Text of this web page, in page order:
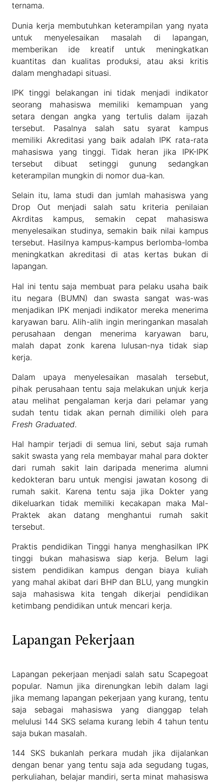
ternama.
Dunia kerja membutuhkan keterampilan yang nyata
untuk menyelesaikan masalah di lapangan,
memberikan ide kreatif untuk meningkatkan
kuantitas dan kualitas produksi, atau aksi kritis
dalam menghadapi situasi.
IPK tinggi belakangan ini tidak menjadi indikator
seorang mahasiswa memiliki kemampuan yang
setara dengan angka yang tertulis dalam ijazah
tersebut. Pasalnya salah satu syarat kampus
memiliki Akreditasi yang baik adalah IPK rata-rata
mahasiswa yang tinggi. Tidak heran jika IPK-IPK
tersebut dibuat setinggi gunung sedangkan
keterampilan mungkin di nomor dua-kan.
Selain itu, lama studi dan jumlah mahasiswa yang
Drop Out menjadi salah satu kriteria penilaian
Akrditas kampus, semakin cepat mahasiswa
menyelesaikan studinya, semakin baik nilai kampus
tersebut. Hasilnya kampus-kampus berlomba-lomba
meningkatkan akreditasi di atas kertas bukan di
lapangan.
Hal ini tentu saja membuat para pelaku usaha baik
itu negara (BUMN) dan swasta sangat was-was
menjadikan IPK menjadi indikator mereka menerima
karyawan baru. Alih-alih ingin meringankan masalah
perusahaan dengan menerima karyawan baru,
malah dapat zonk karena lulusan-nya tidak siap
kerja.
Dalam upaya menyelesaikan masalah tersebut,
pihak perusahaan tentu saja melakukan unjuk kerja
atau melihat pengalaman kerja dari pelamar yang
sudah tentu tidak akan pernah dimiliki oleh para
Fresh Graduated.
Hal hampir terjadi di semua lini, sebut saja rumah
sakit swasta yang rela membayar mahal para dokter
dari rumah sakit lain daripada menerima alumni
kedokteran baru untuk mengisi jawatan kosong di
rumah sakit. Karena tentu saja jika Dokter yang
dikeluarkan tidak memiliki kecakapan maka Mal-
Praktek akan datang menghantui rumah sakit
tersebut.
Praktis pendidikan Tinggi hanya menghasilkan IPK
tinggi bukan mahasiswa siap kerja. Belum lagi
sistem pendidikan kampus dengan biaya kuliah
yang mahal akibat dari BHP dan BLU, yang mungkin
saja mahasiswa kita tengah dikerjai pendidikan
ketimbang pendidikan untuk mencari kerja.
Lapangan Pekerjaan
Lapangan pekerjaan menjadi salah satu Scapegoat
popular. Namun jika direnungkan lebih dalam lagi
jika memang lapangan pekerjaan yang kurang, tentu
saja sebagai mahasiswa yang dianggap telah
melulusi 144 SKS selama kurang lebih 4 tahun tentu
saja bukan masalah.
144 SKS bukanlah perkara mudah jika dijalankan
dengan benar yang tentu saja ada segudang tugas,
perkuliahan, belajar mandiri, serta minat mahasiswa